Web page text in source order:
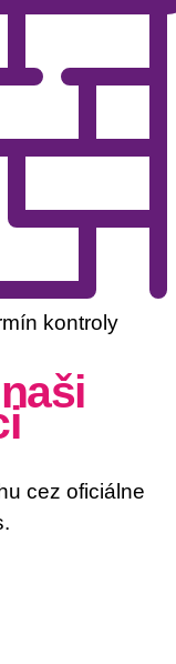
kontroly
cez oficiálne